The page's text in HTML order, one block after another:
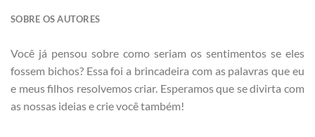
SOBRE OS AUTORES
Você já pensou sobre como seriam os sentimentos se eles
fossem bichos? Essa foi a brincadeira com as palavras que eu
e meus filhos resolvemos criar. Esperamos que se divirta com
as nossas ideias e crie você também!